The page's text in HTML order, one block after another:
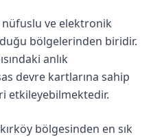
ve elektronik
bölgelerinden biridir.
anlık
devre kartlarına sahip
etkileyebilmektedir.
bölgesinden en sık